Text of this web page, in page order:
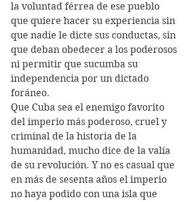
la voluntad férrea de ese pueblo
que quiere hacer su experiencia sin
que nadie le dicte sus conductas, sin
que deban obedecer a los poderosos
ni permitir que sucumba su
independencia por un dictado
foráneo.
Que Cuba sea el enemigo favorito
del imperio más poderoso, cruel y
criminal de la historia de la
humanidad, mucho dice de la valía
de su revolución. Y no es casual que
en más de sesenta años el imperio
no haya podido con una isla que